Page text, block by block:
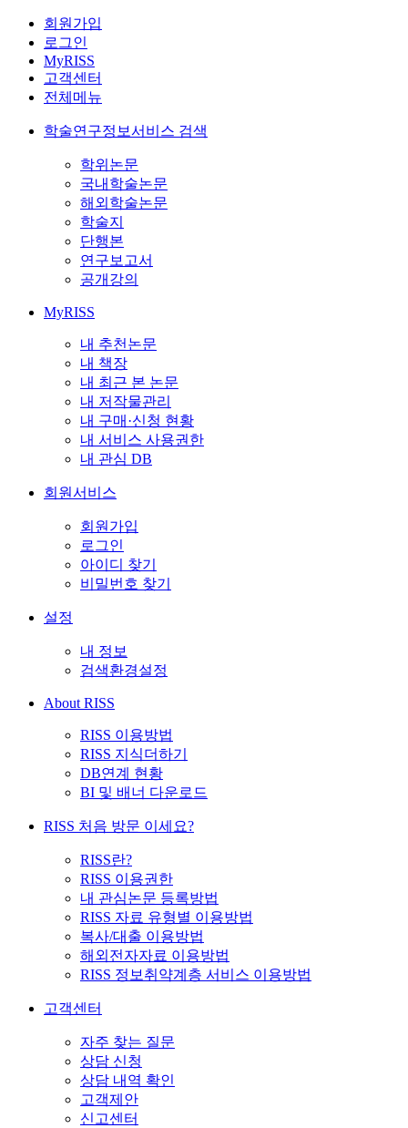
회원가입
로그인
MyRISS
고객센터
전체메뉴
학술연구정보서비스 검색
학위논문
국내학술논문
해외학술논문
학술지
단행본
연구보고서
공개강의
MyRISS
내 추천논문
내 책장
내 최근 본 논문
내 저작물관리
내 구매·신청 현황
내 서비스 사용권한
내 관심 DB
회원서비스
회원가입
로그인
아이디 찾기
비밀번호 찾기
설정
내 정보
검색환경설정
About RISS
RISS 이용방법
RISS 지식더하기
DB연계 현황
BI 및 배너 다운로드
RISS 처음 방문 이세요?
RISS란?
RISS 이용권한
내 관심논문 등록방법
RISS 자료 유형별 이용방법
복사/대출 이용방법
해외전자자료 이용방법
RISS 정보취약계층 서비스 이용방법
고객센터
자주 찾는 질문
상담 신청
상담 내역 확인
고객제안
신고센터